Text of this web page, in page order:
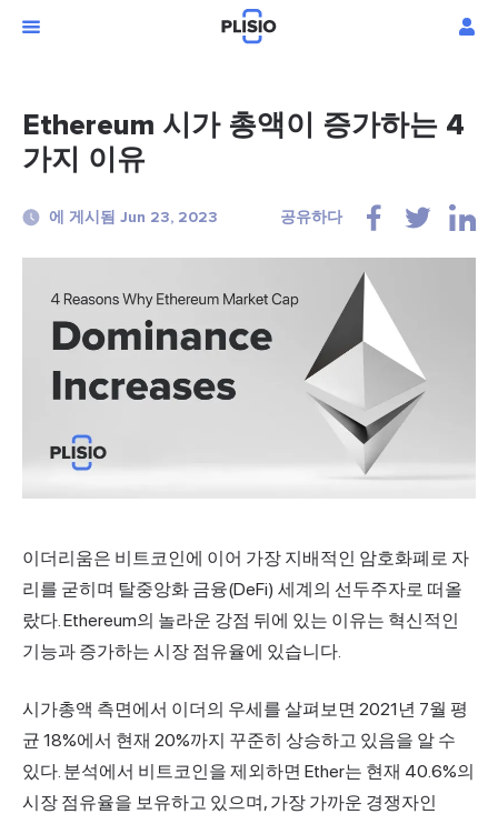
Ethereum 시가 총액이 증가하는 4
가지 이유
에 게시됨 Jun 23, 2023 공유하다
이더리움은 비트코인에 이어 가장 지배적인 암호화폐로 자
리를 굳히며 탈중앙화 금융(DeFi) 세계의 선두주자로 떠올
랐다. Ethereum의 놀라운 강점 뒤에 있는 이유는 혁신적인
기능과 증가하는 시장 점유율에 있습니다.
시가총액 측면에서 이더의 우세를 살펴보면 2021년 7월 평
균 18%에서 현재 20%까지 꾸준히 상승하고 있음을 알 수
있다. 분석에서 비트코인을 제외하면 Ether는 현재 40.6%의
시장 점유율을 보유하고 있으며, 가장 가까운 경쟁자인